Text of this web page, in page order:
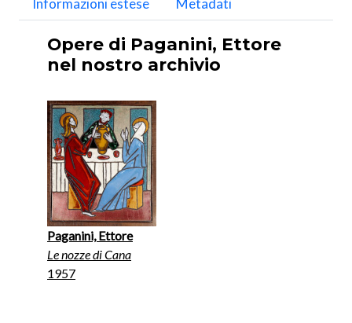
Informazioni estese
Metadati
Opere di Paganini, Ettore
nel nostro archivio
Paganini, Ettore
Le nozze di Cana
1957